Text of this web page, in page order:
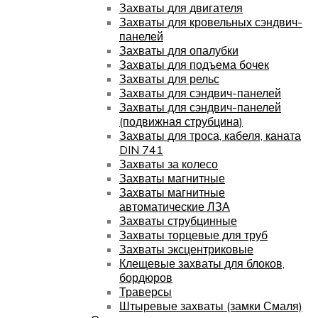
Захваты для двигателя
Захваты для кровельных сэндвич-
панелей
Захваты для опалубки
Захваты для подъема бочек
Захваты для рельс
Захваты для сэндвич-панелей
Захваты для сэндвич-панелей
(подвижная струбцина)
Захваты для троса, кабеля, каната
DIN 741
Захваты за колесо
Захваты магнитные
Захваты магнитные
автоматические ЛЗА
Захваты струбцинные
Захваты торцевые для труб
Захваты эксцентриковые
Клещевые захваты для блоков,
бордюров
Траверсы
Штыревые захваты (замки Смаля)